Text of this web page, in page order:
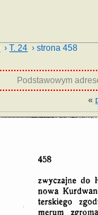
›T. 24 › strona 458
Podstawowym
«